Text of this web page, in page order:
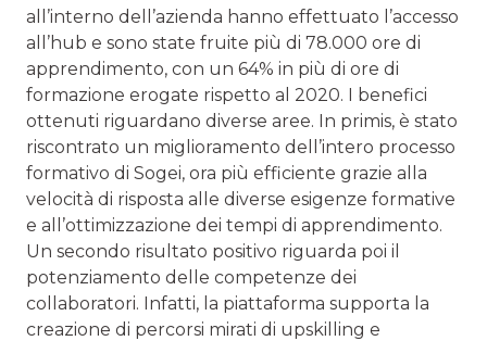
all’interno dell’azienda hanno effettuato l’accesso
all’hub e sono state fruite più di 78.000 ore di
apprendimento, con un 64% in più di ore di
formazione erogate rispetto al 2020. I benefici
ottenuti riguardano diverse aree. In primis, è stato
riscontrato un miglioramento dell’intero processo
formativo di Sogei, ora più efficiente grazie alla
velocità di risposta alle diverse esigenze formative
e all’ottimizzazione dei tempi di apprendimento.
Un secondo risultato positivo riguarda poi il
potenziamento delle competenze dei
collaboratori. Infatti, la piattaforma supporta la
creazione di percorsi mirati di upskilling e